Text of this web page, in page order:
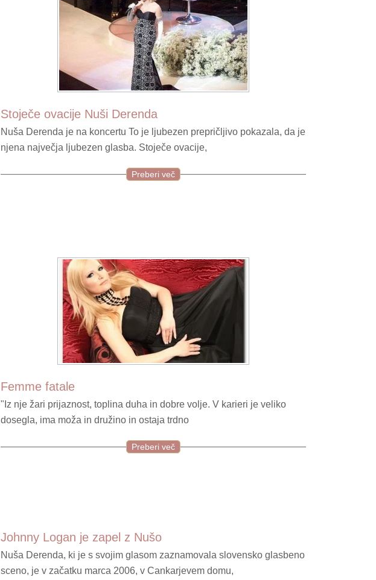
Stoječe ovacije Nuši Derenda
Nuša Derenda je na koncertu To je ljubezen prepričljivo pokazala, da je
njena največja ljubezen glasba. Stoječe ovacije,
Preberi več
Femme fatale
"Iz nje žari prijaznost, toplina duha in dobre volje. V karieri je veliko
dosegla, ima moža in družino in ostaja trdno
Preberi več
Johnny Logan je zapel z Nušo
Nuša Derenda, ki je s svojim glasom zaznamovala slovensko glasbeno
sceno, je v začatku marca 2006, v Cankarjevem domu,